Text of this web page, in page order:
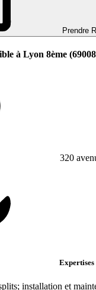
Prendre
à Lyon 8ème
320
Expertises
installation et